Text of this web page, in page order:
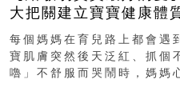
大把關建立寶寶健康體
每個媽媽在育兒路上都會遇
寶肌膚突然後天泛紅、抓個
嚕」不舒服而哭鬧時，媽媽